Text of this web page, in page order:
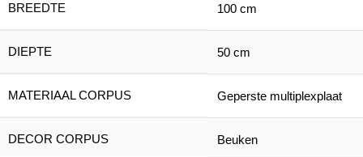
BREEDTE 100 cm
DIEPTE 50 cm
MATERIAAL CORPUS Geperste multiplexplaat
DECOR CORPUS Beuken